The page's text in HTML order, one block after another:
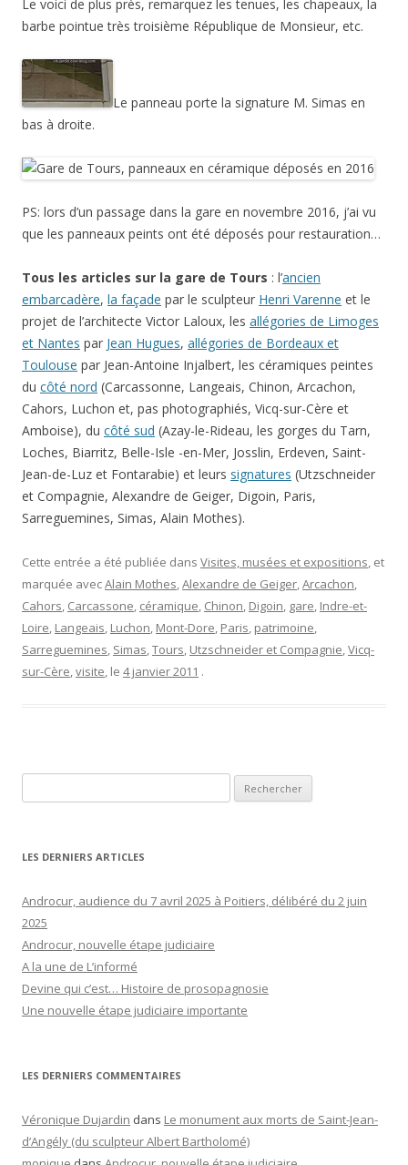
Le voici de plus près, remarquez les tenues, les chapeaux, la
barbe pointue très troisième République de Monsieur, etc.
Le panneau porte la signature M. Simas en
bas à droite.
PS: lors d’un passage dans la gare en novembre 2016, j’ai vu
que les panneaux peints ont été déposés pour restauration…
Tous les articles sur la gare de Tours : l’ancien
embarcadère, la façade par le sculpteur Henri Varenne et le
projet de l’architecte Victor Laloux, les allégories de Limoges
et Nantes par Jean Hugues, allégories de Bordeaux et
Toulouse par Jean-Antoine Injalbert, les céramiques peintes
du côté nord (Carcassonne, Langeais, Chinon, Arcachon,
Cahors, Luchon et, pas photographiés, Vicq-sur-Cère et
Amboise), du côté sud (Azay-le-Rideau, les gorges du Tarn,
Loches, Biarritz, Belle-Isle -en-Mer, Josslin, Erdeven, Saint-
Jean-de-Luz et Fontarabie) et leurs signatures (Utzschneider
et Compagnie, Alexandre de Geiger, Digoin, Paris,
Sarreguemines, Simas, Alain Mothes).
Cette entrée a été publiée dans Visites, musées et expositions, et
marquée avecAlain Mothes,Alexandre de Geiger,Arcachon,
Cahors, Carcassone, céramique, Chinon, Digoin, gare, Indre-et-
Loire, Langeais, Luchon, Mont-Dore, Paris, patrimoine,
Sarreguemines, Simas,Tours, Utzschneider et Compagnie,Vicq-
sur-Cère,visite, le 4 janvier 2011 .
LES DERNIERS ARTICLES
Androcur, audience du 7 avril 2025 à Poitiers, délibéré du 2 juin
2025
Androcur, nouvelle étape judiciaire
A la une de L’informé
Devine qui c’est… Histoire de prosopagnosie
Une nouvelle étape judiciaire importante
LES DERNIERS COMMENTAIRES
Véronique Dujardin dans Le monument aux morts de Saint-Jean-
d’Angély (du sculpteur Albert Bartholomé)